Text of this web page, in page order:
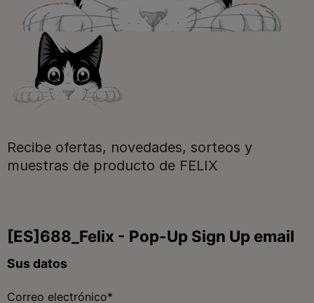
Recibe ofertas, novedades, sorteos y
muestras de producto de FELIX
Purina
Para nuestros socios
Contacta
facebookinstagramtwitter youtube